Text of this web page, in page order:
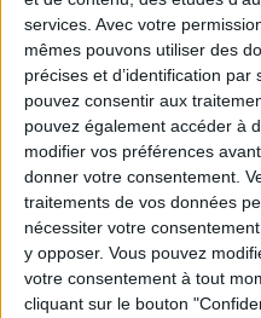
services. Avec votre
mêmes pouvons utiliser des
précises et d’identification
pouvez consentir aux
pouvez également accéder à
modifier vos préférences
donner votre consentement.
traitements de vos données
nécessiter votre
y opposer. Vous pouvez
votre consentement à tout
cliquant sur le bouton
TOUT CE QUE VOUS